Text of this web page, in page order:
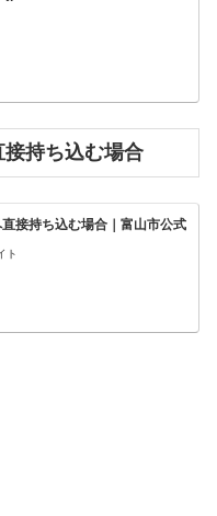
持ち込む場合
接持ち込む場合｜富山市公式
ト